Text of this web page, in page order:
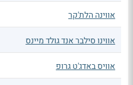
אווינה הלת'קר
אווינו סילבר אנד גולד מיינס
אוויס באדג'ט גרופ